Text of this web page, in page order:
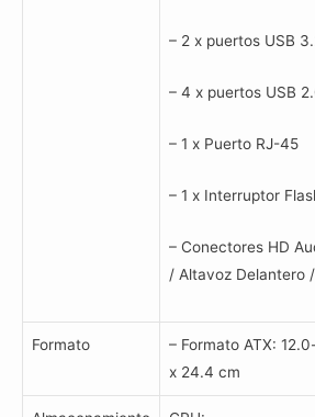
– 2 x puertos USB
– 4 x puertos USB
– 1 x Puerto RJ-45
– 1 x Interruptor
– Conectores HD
/ Altavoz Delantero
Formato
– Formato ATX:
x 24.4 cm